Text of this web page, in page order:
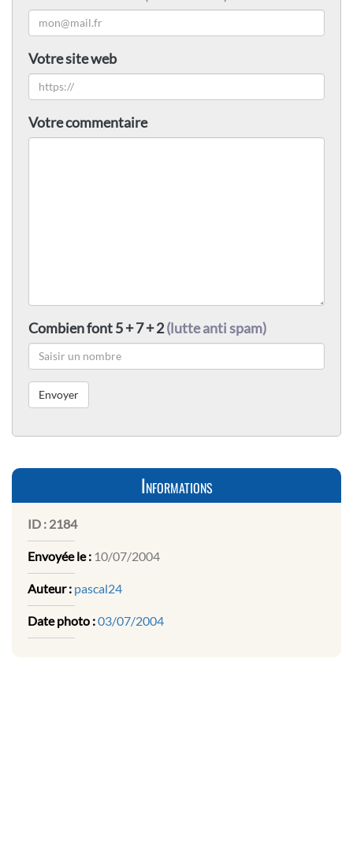
Votre site web
Votre commentaire
Combien font 5 + 7 + 2(lutte anti spam)
Informations
ID : 2184
Envoyée le : 10/07/2004
Auteur : pascal24
Date photo :03/07/2004